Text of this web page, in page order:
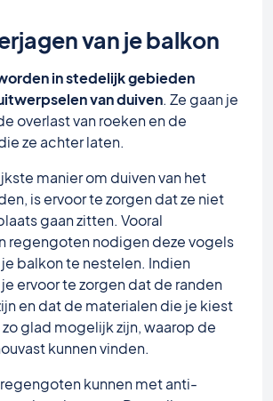
van je balkon
in stedelijk gebieden
van duiven. Ze gaan je
overlast van roeken en de
ze achter laten.
manier om duiven van het
is ervoor te zorgen dat ze niet
gaan zitten. Vooral
regengoten nodigen deze vogels
balkon te nestelen. Indien
ervoor te zorgen dat de randen
en dat de materialen die je kiest
glad mogelijk zijn, waarop de
kunnen vinden.
kunnen met anti-